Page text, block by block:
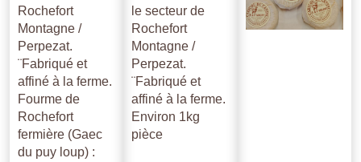
Rochefort
Montagne /
Perpezat.
¨Fabriqué et
affiné à la ferme.
Fourme de
Rochefort
fermière (Gaec
du puy loup) :
le secteur de
Rochefort
Montagne /
Perpezat.
¨Fabriqué et
affiné à la ferme.
Environ 1kg
pièce